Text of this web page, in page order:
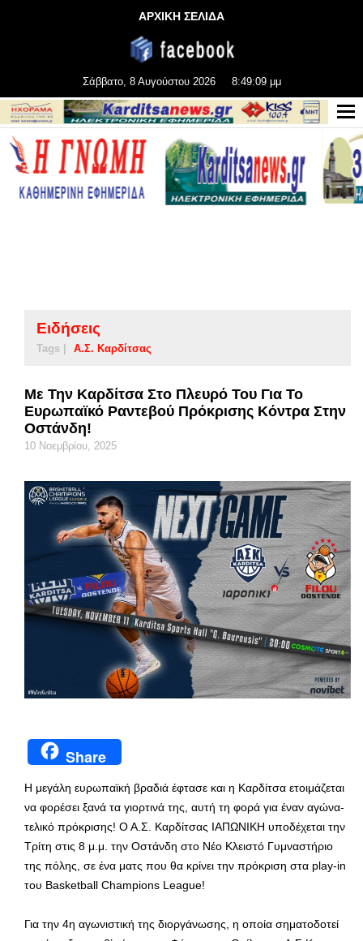
ΑΡΧΙΚΗ ΣΕΛΙΔΑ
Σάββατο, 8 Αυγούστου 2026 8:49:10 μμ
Ειδήσεις
Tags | Α.Σ. Καρδίτσας
Με Την Καρδίτσα Στο Πλευρό Του Για Το
Ευρωπαϊκό Ραντεβού Πρόκρισης Κόντρα Στην
Οστάνδη!
10 Νοεμβρίου, 2025
Share
Η μεγάλη ευρωπαϊκή βραδιά έφτασε και η Καρδίτσα ετοιμάζεται
να φορέσει ξανά τα γιορτινά της, αυτή τη φορά για έναν αγώνα-
τελικό πρόκρισης! Ο Α.Σ. Καρδίτσας ΙΑΠΩΝΙΚΗ υποδέχεται την
Τρίτη στις 8 μ.μ. την Οστάνδη στο Νέο Κλειστό Γυμναστήριο
της πόλης, σε ένα ματς που θα κρίνει την πρόκριση στα play-in
του Basketball Champions League!
Για την 4η αγωνιστική της διοργάνωσης, η οποία σηματοδοτεί